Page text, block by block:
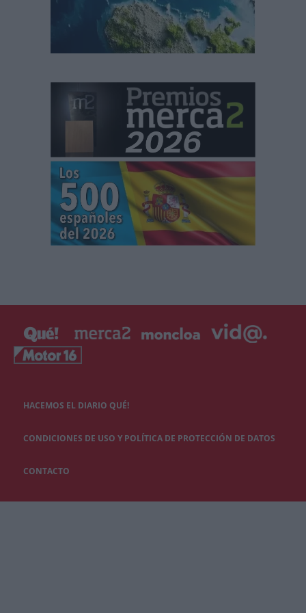
HACEMOS EL DIARIO QUÉ!
CONDICIONES DE USO Y POLÍTICA DE PROTECCIÓN DE DATOS
CONTACTO